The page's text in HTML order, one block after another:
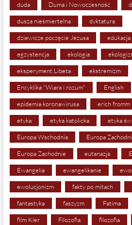
duda Duma i Nowoczesność
dusza nieśmiertelna dyktatura
dziewicze poczęcie Jezusa edukacja
egzystencja ekologia
eksperyment Libeta ekstremizm
Encyklika "Wiara i rozum" English
epidemia koronawirusa erich fromm
etyka etyka katolicka etyka
Europa Wschodnia Europa
Europa Zachodnie eutanazja
Ewangelia ewangelikanie
ewolucjonizm fakty po mitach
fantastyka faszyzm Fatima
film Kler Filozofia filozofia